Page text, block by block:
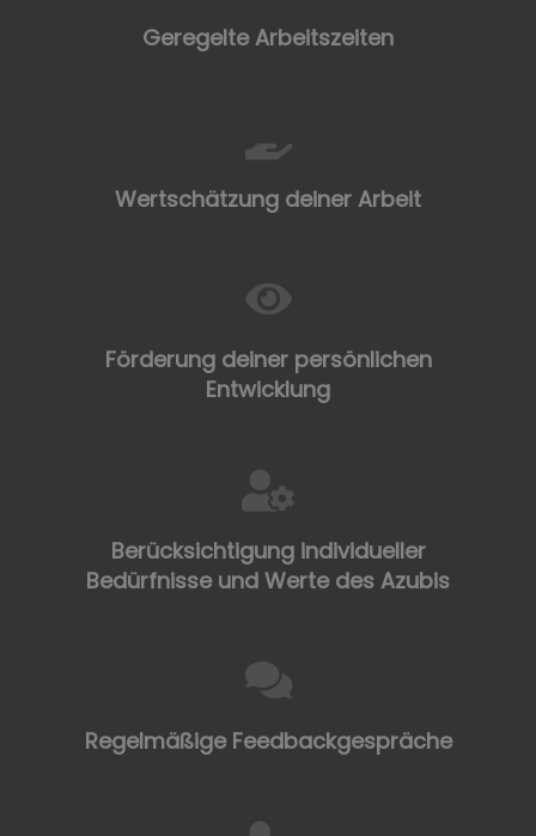
Geregelte Arbeitszeiten
Wertschätzung deiner Arbeit
Förderung deiner persönlichen
Entwicklung
Berücksichtigung individueller
Bedürfnisse und Werte des Azubis
Regelmäßige Feedbackgespräche